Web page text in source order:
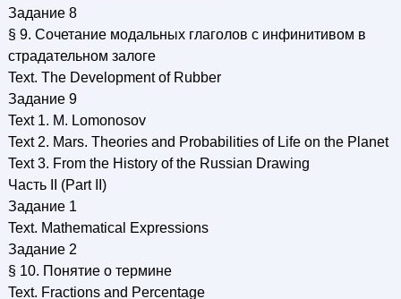
Задание 8
§ 9. Сочетание модальных глаголов с инфинитивом в
страдательном залоге
Text. The Development of Rubber
Задание 9
Text 1. M. Lomonosov
Text 2. Mars. Theories and Probabilities of Life on the Planet
Text 3. From the History of the Russian Drawing
Часть II (Part II)
Задание 1
Text. Mathematical Expressions
Задание 2
§ 10. Понятие о термине
Text. Fractions and Percentage